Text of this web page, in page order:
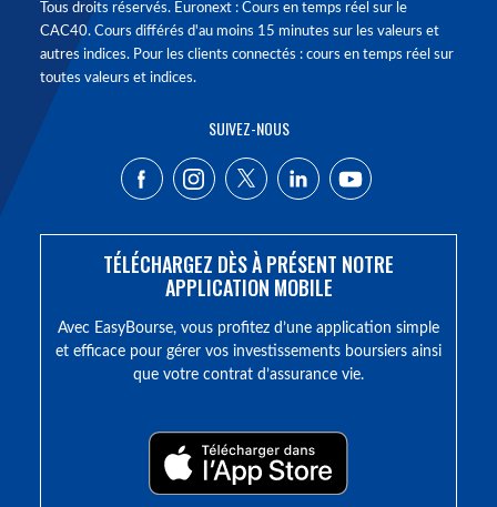
Tous droits réservés. Euronext : Cours en temps réel sur le
CAC40. Cours différés d'au moins 15 minutes sur les valeurs et
autres indices. Pour les clients connectés : cours en temps réel sur
toutes valeurs et indices.
SUIVEZ-NOUS
TÉLÉCHARGEZ DÈS À PRÉSENT NOTRE
APPLICATION MOBILE
Avec EasyBourse, vous profitez d’une application simple
et efficace pour gérer vos investissements boursiers ainsi
que votre contrat d’assurance vie.